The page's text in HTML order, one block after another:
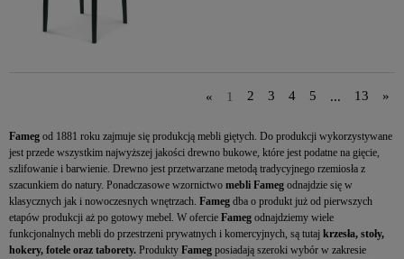
« 1 2 3 4 5 13 »
Fameg od 1881 roku zajmuje się produkcją mebli giętych. Do produkcji wykorzystywane
jest przede wszystkim najwyższej jakości drewno bukowe, które jest podatne na gięcie,
szlifowanie i barwienie. Drewno jest przetwarzane metodą tradycyjnego rzemiosła z
szacunkiem do natury. Ponadczasowe wzornictwo mebli Fameg odnajdzie się w
klasycznych jak i nowoczesnych wnętrzach. Fameg dba o produkt już od pierwszych
etapów produkcji aż po gotowy mebel. W ofercie Fameg odnajdziemy wiele
funkcjonalnych mebli do przestrzeni prywatnych i komercyjnych, są tutaj krzesła, stoły,
hokery, fotele oraz taborety. Produkty Fameg posiadają szeroki wybór w zakresie